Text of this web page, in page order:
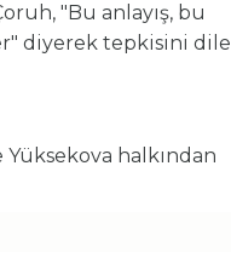
"Bu anlayış, bu
diyerek tepkisini dile
halkından